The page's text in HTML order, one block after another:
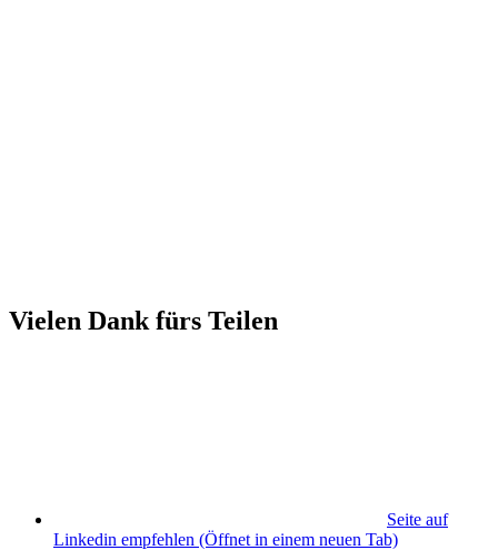
Vielen Dank fürs Teilen
Seite auf
Linkedin empfehlen (Öffnet in einem neuen Tab)